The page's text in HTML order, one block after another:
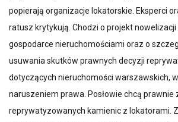
popierają organizacje lokatorskie. Eksperci
ratusz krytykują. Chodzi o projekt
gospodarce nieruchomościami oraz o
usuwania skutków prawnych decyzji
dotyczących nieruchomości warszawskich,
naruszeniem prawa. Posłowie chcą
reprywatyzowanych kamienic z lokatorami.